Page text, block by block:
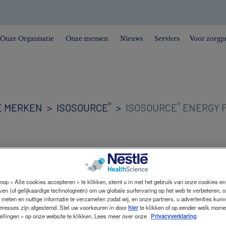
Onze Organisatie Onze mensen Nieuws Services Voor
MERKEN ISOSOURCE® ISOSOURCE® ENERGY
ISOSOURCE®
FIBRE
« Alle cookies accepteren » te klikken, stemt u in met het gebruik van onze cookies
(of gelijkaardige technologieën) om uw globale surfervaring op het web te verbeteren,
en nuttige informatie te verzamelen zodat wij, en onze partners, u advertenties
zijn afgestemd. Stel uw voorkeuren in doorhierte klikken of op eender welk
» op onze website te klikken. Lees meer over onze Privacyverklaring